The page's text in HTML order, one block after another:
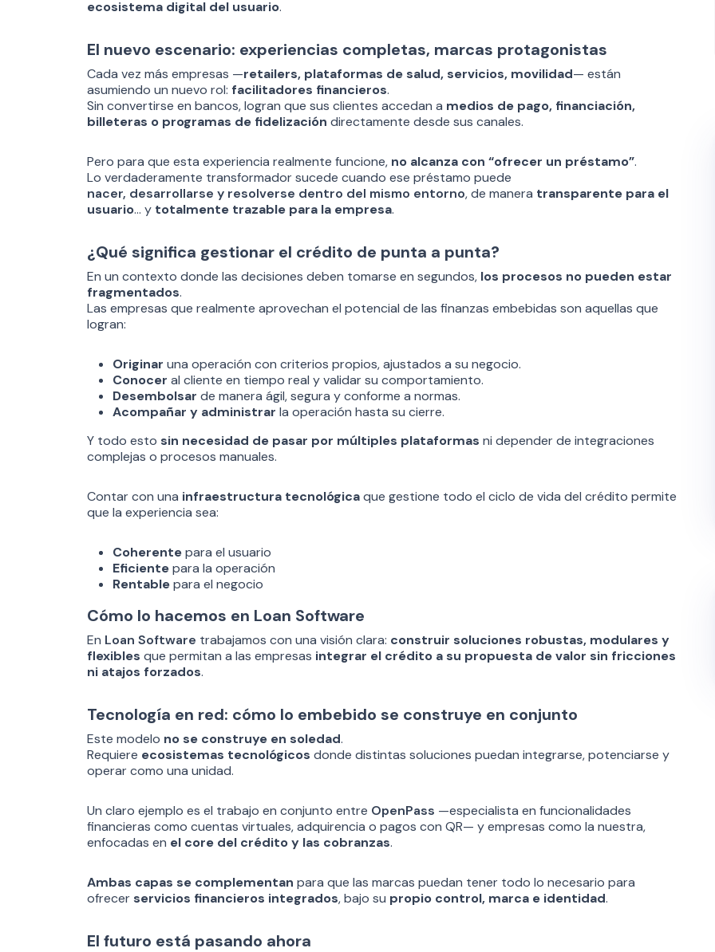
ecosistema digital del usuario.
El nuevo escenario: experiencias completas, marcas protagonistas
Cada vez más empresas —retailers, plataformas de salud, servicios, movilidad— están
asumiendo un nuevo rol: facilitadores financieros.
Sin convertirse en bancos, logran que sus clientes accedan a medios de pago, financiación,
billeteras o programas de fidelización directamente desde sus canales.
Pero para que esta experiencia realmente funcione, no alcanza con “ofrecer un préstamo”.
Lo verdaderamente transformador sucede cuando ese préstamo puede
nacer, desarrollarse y resolverse dentro del mismo entorno, de manera transparente para el
usuario… y totalmente trazable para la empresa.
¿Qué significa gestionar el crédito de punta a punta?
En un contexto donde las decisiones deben tomarse en segundos, los procesos no pueden estar
fragmentados.
Las empresas que realmente aprovechan el potencial de las finanzas embebidas son aquellas que
logran:
Originar una operación con criterios propios, ajustados a su negocio.
Conocer al cliente en tiempo real y validar su comportamiento.
Desembolsar de manera ágil, segura y conforme a normas.
Acompañar y administrar la operación hasta su cierre.
Y todo esto sin necesidad de pasar por múltiples plataformas ni depender de integraciones
complejas o procesos manuales.
Contar con una infraestructura tecnológicaque gestione todo el ciclo de vida del crédito permite
que la experiencia sea:
Coherentepara el usuario
Eficientepara la operación
Rentablepara el negocio
Cómo lo hacemos en Loan Software
En Loan Software trabajamos con una visión clara: construir soluciones robustas, modulares y
flexibles que permitan a las empresas integrar el crédito a su propuesta de valor sin fricciones
ni atajos forzados.
Tecnología en red: cómo lo embebido se construye en conjunto
Este modelo no se construye en soledad.
Requiere ecosistemas tecnológicos donde distintas soluciones puedan integrarse, potenciarse y
operar como una unidad.
Un claro ejemplo es el trabajo en conjunto entre OpenPass —especialista en funcionalidades
financieras como cuentas virtuales, adquirencia o pagos con QR— y empresas como la nuestra,
enfocadas en el core del crédito y las cobranzas.
Ambas capas se complementan para que las marcas puedan tener todo lo necesario para
ofrecer servicios financieros integrados, bajo su propio control, marca e identidad.
El futuro está pasando ahora